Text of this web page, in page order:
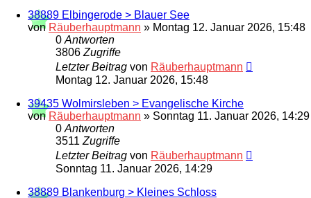
38889 Elbingerode > Blauer See
von Räuberhauptmann » Montag 12. Januar 2026, 15:48
0 Antworten
3806 Zugriffe
Letzter Beitrag von Räuberhauptmann
Montag 12. Januar 2026, 15:48
39435 Wolmirsleben > Evangelische Kirche
von Räuberhauptmann » Sonntag 11. Januar 2026, 14:29
0 Antworten
3511 Zugriffe
Letzter Beitrag von Räuberhauptmann
Sonntag 11. Januar 2026, 14:29
38889 Blankenburg > Kleines Schloss